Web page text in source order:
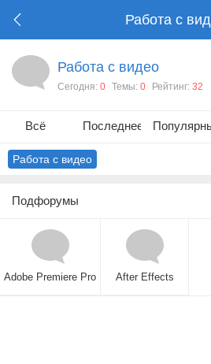
Работа с
Работа с видео
Сегодня: 0 Темы: 0 Рейтинг: 32
Всё Последнее
Работа с видео
Подфорумы
Adobe Premiere Pro After Effects